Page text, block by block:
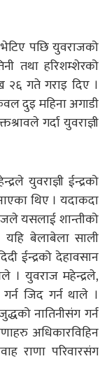
पछि युवराजको
तथा हरिशम्शेरको
२६ गते गराइ दिए ।
दुइ महिना अगाडी
गर्दा युवराज्ञी
युवराज्ञी ईन्द्रको
थिए । यदाकदा
यसलाई शान्तीको
बेलाबेला साली
ईन्द्रको देहावसान
। युवराज महेन्द्रले,
जिद गर्न थाले ।
नातिनीसंग गर्न
अधिकारविहिन
राणा परिवारसंग